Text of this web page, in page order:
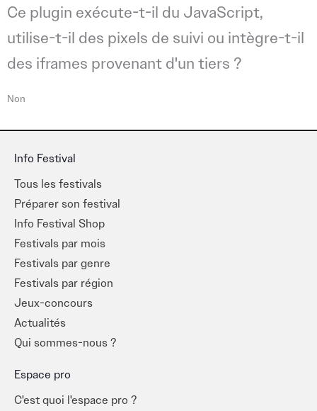
Ce plugin exécute-t-il du JavaScript,
utilise-t-il des pixels de suivi ou intègre-t-il
des iframes provenant d'un tiers ?
Non
Info Festival
Tous les festivals
Préparer son festival
Info Festival Shop
Festivals par mois
Festivals par genre
Festivals par région
Jeux-concours
Actualités
Qui sommes-nous ?
Espace pro
C'est quoi l'espace pro ?